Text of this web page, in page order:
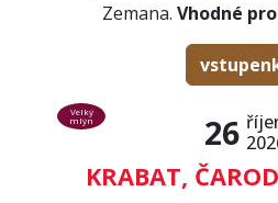
Zemana. Vhodné
26
KRABAT,
Velký
mlýn